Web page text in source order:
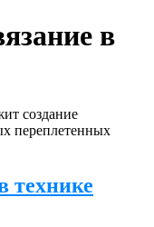
в
создание
переплетенных
технике